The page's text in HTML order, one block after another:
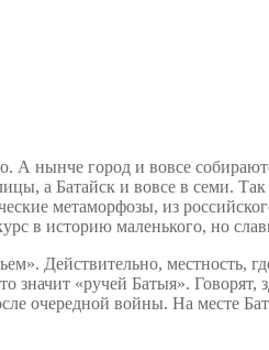
А нынче город и вовсе
а Батайск и вовсе в семи. Так
метаморфозы, из
в историю маленького, но
Действительно, местность,
«ручей Батыя». Говорят,
очередной войны. На месте